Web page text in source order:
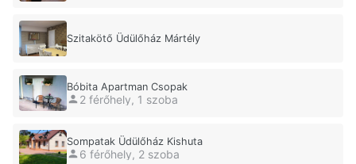
Szitakötő Üdülőház Mártély
Bóbita Apartman Csopak
2 férőhely, 1 szoba
Sompatak Üdülőház Kishuta
6 férőhely, 2 szoba